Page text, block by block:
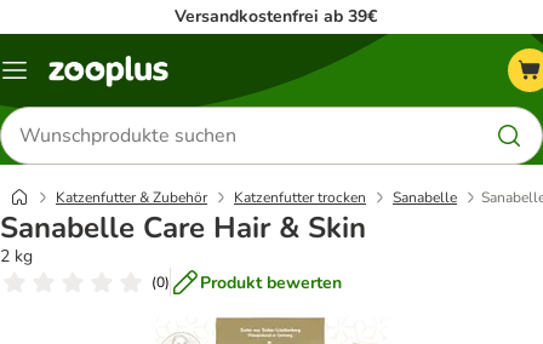
Versandkostenfrei ab 39€
Menü
Produkte
suchen
Katzenfutter & Zubehör Katzenfutter trocken Sanabelle
Sanabelle Care Hair & Skin
2 kg
(0) Produkt bewerten